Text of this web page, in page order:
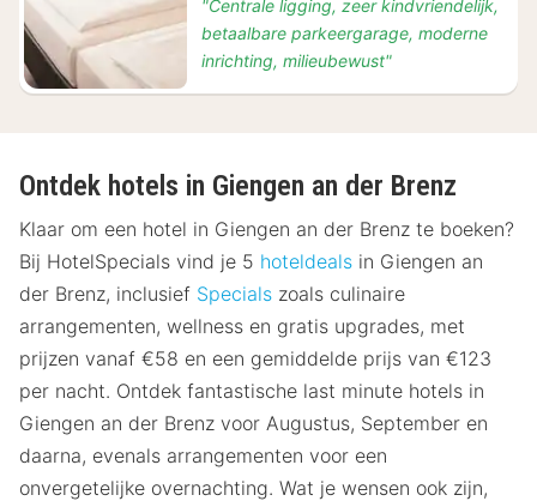
"Centrale ligging, zeer kindvriendelijk,
betaalbare parkeergarage, moderne
inrichting, milieubewust"
Ontdek hotels in Giengen an der Brenz
Klaar om een hotel in Giengen an der Brenz te boeken?
Bij HotelSpecials vind je 5 hoteldeals in Giengen an
der Brenz, inclusief Specials zoals culinaire
arrangementen, wellness en gratis upgrades, met
prijzen vanaf €58 en een gemiddelde prijs van €123
per nacht. Ontdek fantastische last minute hotels in
Giengen an der Brenz voor Augustus, September en
daarna, evenals arrangementen voor een
onvergetelijke overnachting. Wat je wensen ook zijn,